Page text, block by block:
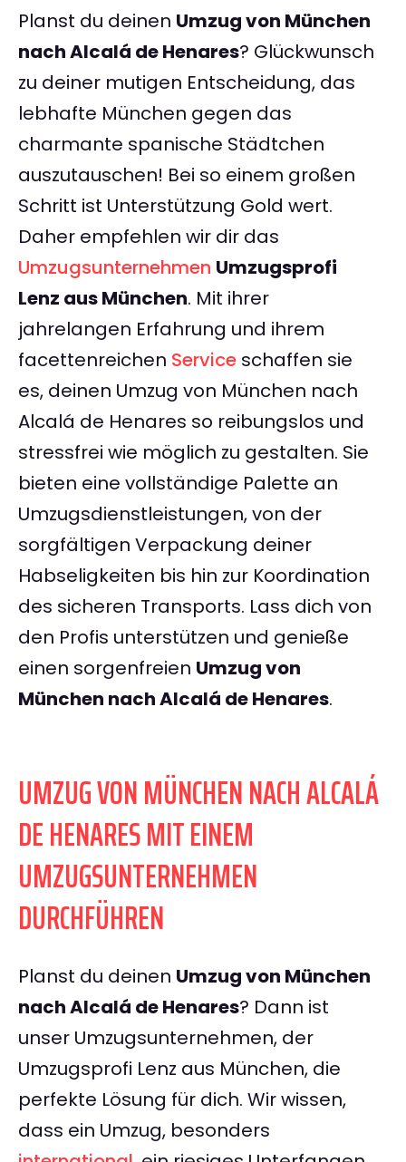
Planst du deinen Umzug von München
nach Alcalá de Henares? Glückwunsch
zu deiner mutigen Entscheidung, das
lebhafte München gegen das
charmante spanische Städtchen
auszutauschen! Bei so einem großen
Schritt ist Unterstützung Gold wert.
Daher empfehlen wir dir das
Umzugsunternehmen Umzugsprofi
Lenz aus München. Mit ihrer
jahrelangen Erfahrung und ihrem
facettenreichen Service schaffen sie
es, deinen Umzug von München nach
Alcalá de Henares so reibungslos und
stressfrei wie möglich zu gestalten. Sie
bieten eine vollständige Palette an
Umzugsdienstleistungen, von der
sorgfältigen Verpackung deiner
Habseligkeiten bis hin zur Koordination
des sicheren Transports. Lass dich von
den Profis unterstützen und genieße
einen sorgenfreien Umzug von
München nach Alcalá de Henares.
UMZUG VON MÜNCHEN NACH ALCALÁ
DE HENARES MIT EINEM
UMZUGSUNTERNEHMEN
DURCHFÜHREN
Planst du deinen Umzug von München
nach Alcalá de Henares? Dann ist
unser Umzugsunternehmen, der
Umzugsprofi Lenz aus München, die
perfekte Lösung für dich. Wir wissen,
dass ein Umzug, besonders